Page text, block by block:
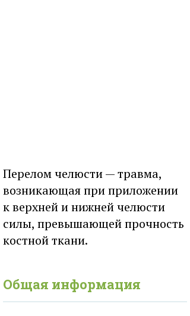
Перелом челюсти — травма,
возникающая при приложении
к верхней и нижней челюсти
силы, превышающей прочность
костной ткани.
Общая информация